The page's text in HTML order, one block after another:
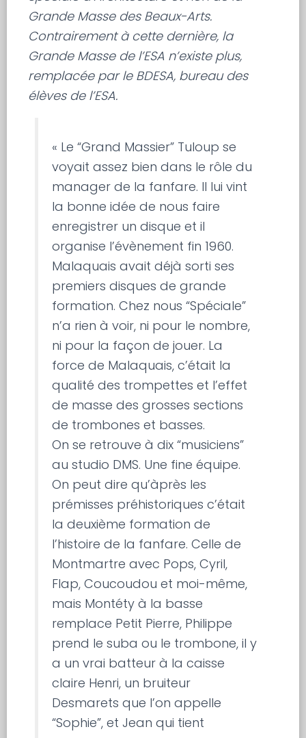
Grande Masse des Beaux-Arts.
Contrairement à cette dernière, la
Grande Masse de l’ESA n’existe plus,
remplacée par le BDESA, bureau des
élèves de l’ESA.
« Le “Grand Massier” Tuloup se
voyait assez bien dans le rôle du
manager de la fanfare. Il lui vint
la bonne idée de nous faire
enregistrer un disque et il
organise l’évènement fin 1960.
Malaquais avait déjà sorti ses
premiers disques de grande
formation. Chez nous “Spéciale”
n’a rien à voir, ni pour le nombre,
ni pour la façon de jouer. La
force de Malaquais, c’était la
qualité des trompettes et l’effet
de masse des grosses sections
de trombones et basses.
On se retrouve à dix “musiciens”
au studio DMS. Une fine équipe.
On peut dire qu’àprès les
prémisses préhistoriques c’était
la deuxième formation de
l’histoire de la fanfare. Celle de
Montmartre avec Pops, Cyril,
Flap, Coucoudou et moi-même,
mais Montéty à la basse
remplace Petit Pierre, Philippe
prend le suba ou le trombone, il y
a un vrai batteur à la caisse
claire Henri, un bruiteur
Desmarets que l’on appelle
“Sophie”, et Jean qui tient